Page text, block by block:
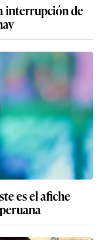
interrupción de
es el afiche